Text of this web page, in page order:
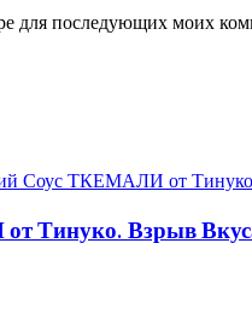
для последующих моих
Тинуко. Взрыв